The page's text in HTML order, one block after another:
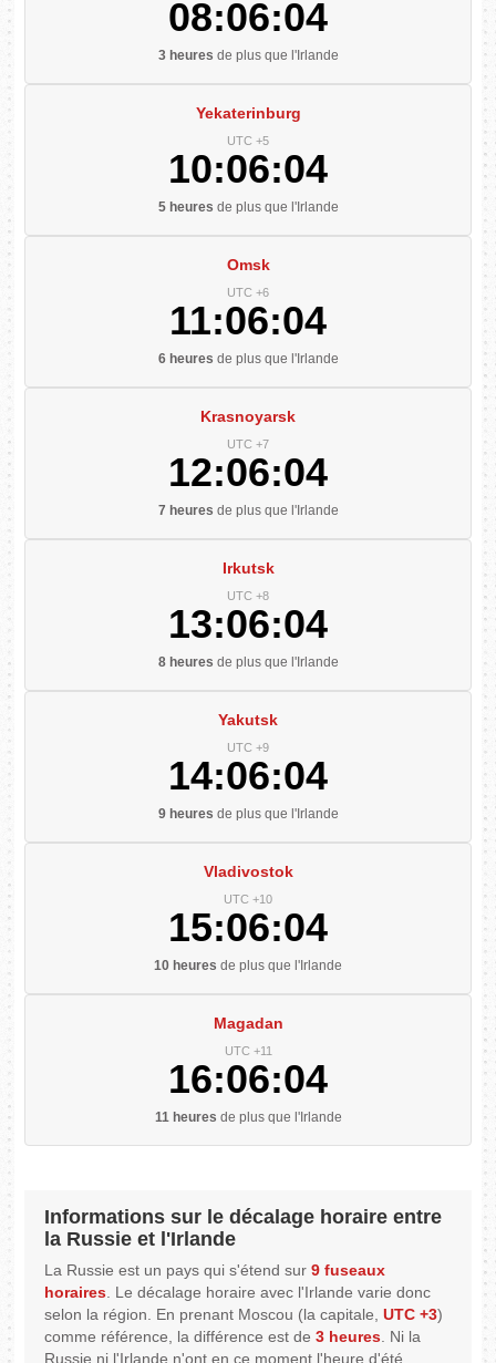
08:06:05
3 heures de plus que l'Irlande
Yekaterinburg
UTC +5
10:06:05
5 heures de plus que l'Irlande
Omsk
UTC +6
11:06:05
6 heures de plus que l'Irlande
Krasnoyarsk
UTC +7
12:06:05
7 heures de plus que l'Irlande
Irkutsk
UTC +8
13:06:05
8 heures de plus que l'Irlande
Yakutsk
UTC +9
14:06:05
9 heures de plus que l'Irlande
Vladivostok
UTC +10
15:06:05
10 heures de plus que l'Irlande
Magadan
UTC +11
16:06:05
11 heures de plus que l'Irlande
Informations sur le décalage horaire entre
la Russie et l'Irlande
La Russie est un pays qui s'étend sur9 fuseaux
horaires. Le décalage horaire avec l'Irlande varie donc
selon la région. En prenant Moscou (la capitale,UTC +3)
comme référence, la différence est de3 heures. Ni la
Russie ni l'Irlande n'ont en ce moment l'heure d'été